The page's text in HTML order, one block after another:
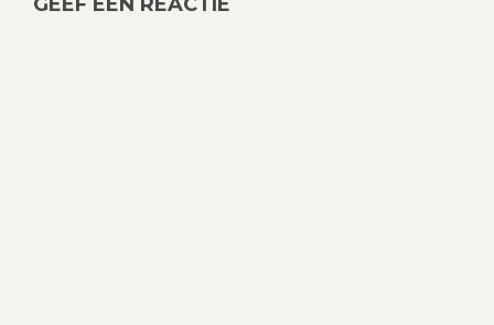
GEEF EEN REACTIE